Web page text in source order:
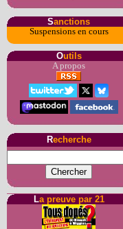
Sanctions
Suspensions en cours
Outils
A propos
Recherche
La preuve par 21